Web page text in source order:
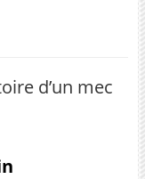
d’un mec